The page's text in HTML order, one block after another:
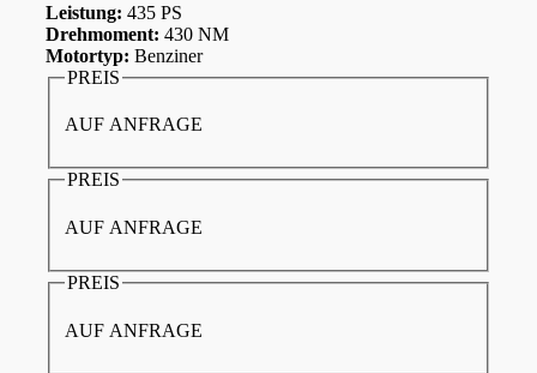
Leistung: 435 PS
Drehmoment: 430 NM
Motortyp: Benziner
PREIS
AUF ANFRAGE
PREIS
AUF ANFRAGE
PREIS
AUF ANFRAGE